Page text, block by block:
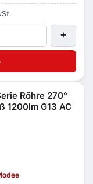
+
Röhre 270°
1200lm G13 AC